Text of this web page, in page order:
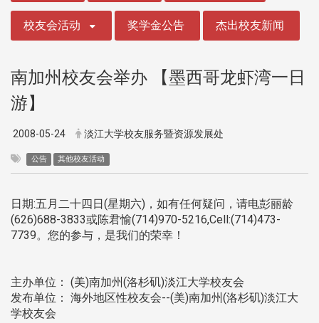
校友会活动 奖学金公告 杰出校友新闻
南加州校友会举办 【墨西哥龙虾湾一日
游】
2008-05-24 淡江大学校友服务暨资源发展处
公告 其他校友活动
日期:五月二十四日(星期六)，如有任何疑问，请电彭丽龄
(626)688-3833或陈君愉(714)970-5216,Cell:(714)473-
7739。您的参与，是我们的荣幸！
主办单位： (美)南加州(洛杉矶)淡江大学校友会
发布单位： 海外地区性校友会--(美)南加州(洛杉矶)淡江大
学校友会